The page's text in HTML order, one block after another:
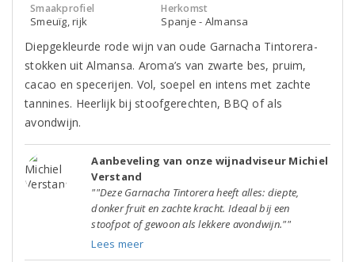
Smaakprofiel
Smeuïg, rijk
Herkomst
Spanje - Almansa
Diepgekleurde rode wijn van oude Garnacha Tintorera-
stokken uit Almansa. Aroma’s van zwarte bes, pruim,
cacao en specerijen. Vol, soepel en intens met zachte
tannines. Heerlijk bij stoofgerechten, BBQ of als
avondwijn.
Aanbeveling van onze wijnadviseur Michiel
Verstand
""Deze Garnacha Tintorera heeft alles: diepte,
donker fruit en zachte kracht. Ideaal bij een
stoofpot of gewoon als lekkere avondwijn.""
Lees meer